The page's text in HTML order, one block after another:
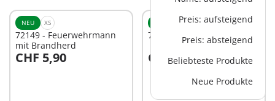
Preis: aufsteigend
Preis: absteigend
Beliebteste Produkte
Neue Produkte
NEU XS
72149 - Feuerwehrmann
mit Brandherd
CHF 5,90
In den Warenkorb
XS
72153 - Eisprinzessin
CHF 5,90
In den Warenkorb